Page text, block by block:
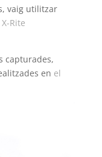
vaig utilitzar
X-Rite
capturades,
en el